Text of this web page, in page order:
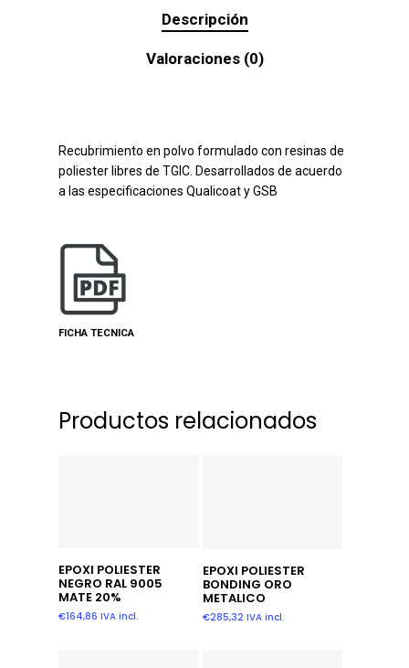
Descripción
Valoraciones (0)
Recubrimiento en polvo formulado con resinas de
poliester libres de TGIC. Desarrollados de acuerdo
a las especificaciones Qualicoat y GSB
FICHA TECNICA
Productos relacionados
Añadir Al Carrito
EPOXI POLIESTER
NEGRO RAL 9005
MATE 20%
€164,86 IVA incl.
Añadir Al Carrito
EPOXI POLIESTER
BONDING ORO
METALICO
€285,32 IVA incl.